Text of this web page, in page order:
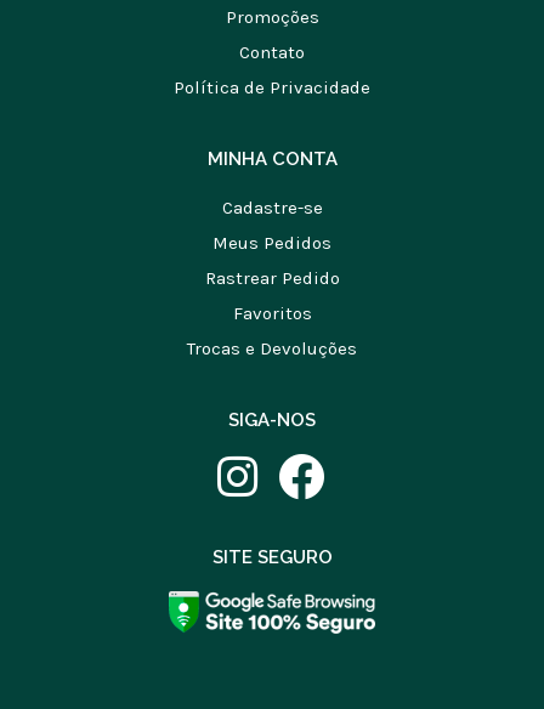
Promoções
Contato
Política de Privacidade
MINHA CONTA
Cadastre-se
Meus Pedidos
Rastrear Pedido
Favoritos
Trocas e Devoluções
SIGA-NOS
SITE SEGURO